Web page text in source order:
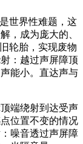
世界性难题，这
，成为庞大的、
轮胎，实现废物
：越过声屏障顶
能小。直达声与
端绕射到达受声
位置不变的情况
噪音透过声屏障